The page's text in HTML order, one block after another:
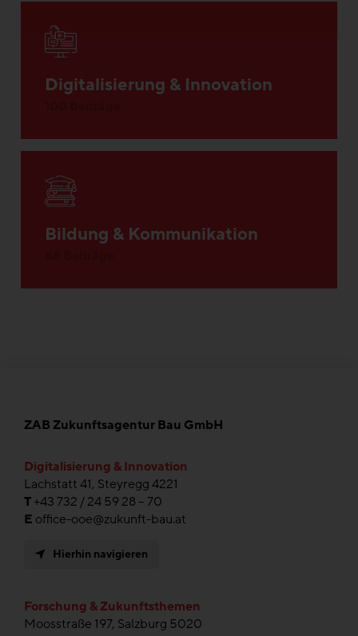
Digitalisierung & Innovation
Bildung & Kommunikation
ZAB Zukunftsagentur Bau GmbH
Digitalisierung & Innovation
Lachstatt 41, Steyregg 4221
T+43 732 / 24 59 28 – 70
E office-ooe@zukunft-bau.at
Hierhin navigieren
Forschung & Zukunftsthemen
Moosstraße 197, Salzburg 5020